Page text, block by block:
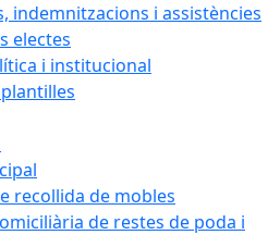
indemnitzacions i assistències
electes
i institucional
recollida de mobles
de restes de poda i